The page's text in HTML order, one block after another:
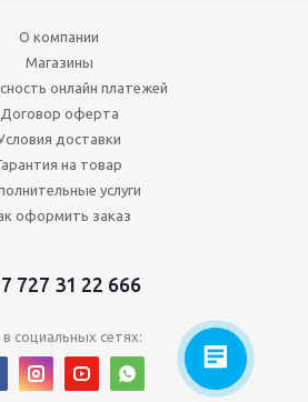
О компании
Магазины
онлайн платежей
Договор оферта
доставки
на товар
услуги
оформить заказ
727 31 22 666
социальных сетях: